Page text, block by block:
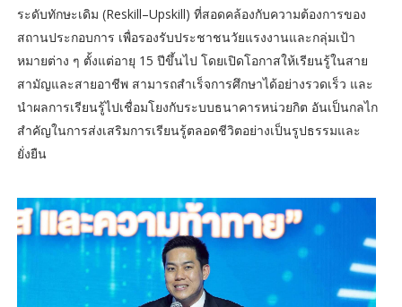
ระดับทักษะเดิม (Reskill–Upskill) ที่สอดคล้องกับความต้องการของ
สถานประกอบการ เพื่อรองรับประชาชนวัยแรงงานและกลุ่มเป้า
หมายต่าง ๆ ตั้งแต่อายุ 15 ปีขึ้นไป โดยเปิดโอกาสให้เรียนรู้ในสาย
สามัญและสายอาชีพ สามารถสำเร็จการศึกษาได้อย่างรวดเร็ว และ
นำผลการเรียนรู้ไปเชื่อมโยงกับระบบธนาคารหน่วยกิต อันเป็นกลไก
สำคัญในการส่งเสริมการเรียนรู้ตลอดชีวิตอย่างเป็นรูปธรรมและ
ยั่งยืน